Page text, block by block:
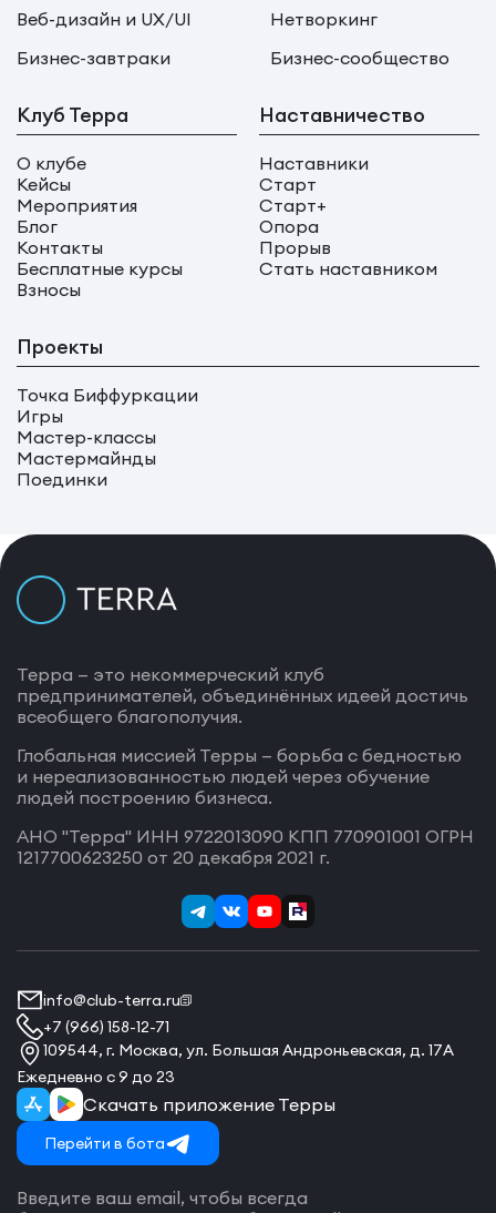
Веб-дизайн и UX/UI
Нетворкинг
Бизнес-завтраки
Бизнес-сообщество
Клуб Терра
О клубе
Кейсы
Мероприятия
Блог
Контакты
Бесплатные курсы
Взносы
Наставничество
Наставники
Старт
Старт+
Опора
Прорыв
Стать наставником
Проекты
Точка Биффуркации
Игры
Мастер-классы
Мастермайнды
Поединки
Терра — это некоммерческий клуб
предпринимателей, объединённых идеей достичь
всеобщего благополучия.
Глобальная миссией Терры — борьба с бедностью
и нереализованностью людей через обучение
людей построению бизнеса.
АНО "Терра" ИНН 9722013090 КПП 770901001 ОГРН
1217700623250 от 20 декабря 2021 г.
info@club-terra.ru
+7 (966) 158-12-71
109544, г. Москва, ул. Большая Андроньевская, д. 17А
Ежедневно с 9 до 23
Скачать приложение Терры
Перейти в бота
Введите ваш email, чтобы всегда